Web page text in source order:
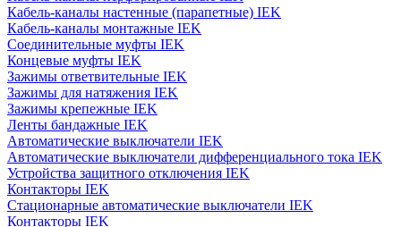
Кабель-каналы настенные (парапетные) IEK
Кабель-каналы монтажные IEK
Соединительные муфты IEK
Концевые муфты IEK
Зажимы ответвительные IEK
Зажимы для натяжения IEK
Зажимы крепежные IEK
Ленты бандажные IEK
Автоматические выключатели IEK
Автоматические выключатели дифференциального тока IEK
Устройства защитного отключения IEK
Контакторы IEK
Стационарные автоматические выключатели IEK
Контакторы IEK